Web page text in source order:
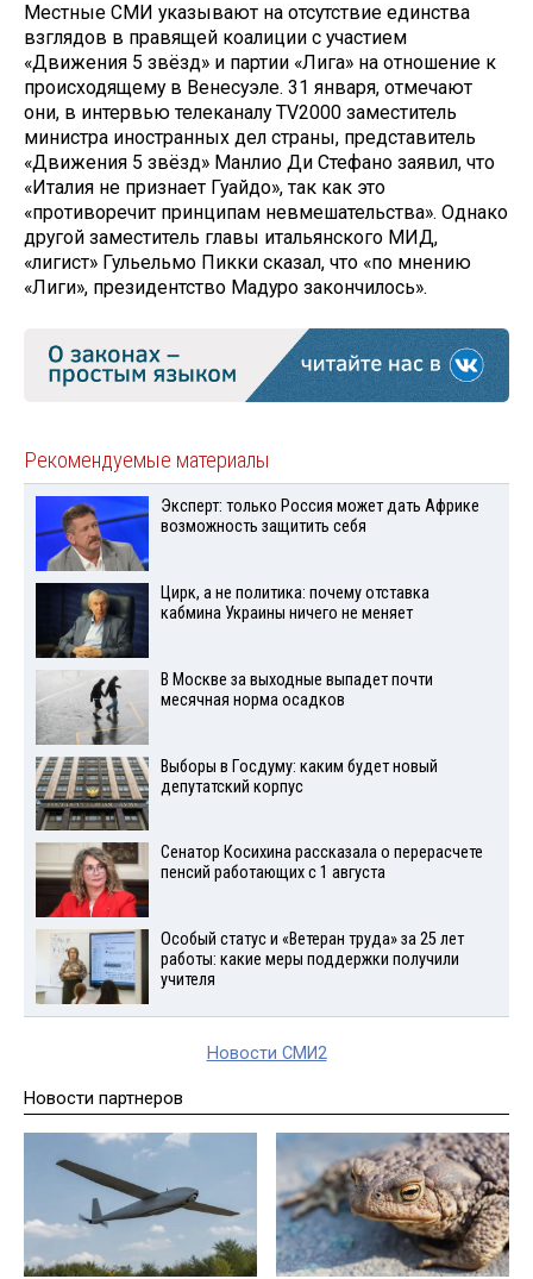
Местные СМИ указывают на отсутствие единства
взглядов в правящей коалиции с участием
«Движения 5 звёзд» и партии «Лига» на отношение к
происходящему в Венесуэле. 31 января, отмечают
они, в интервью телеканалу TV2000 заместитель
министра иностранных дел страны, представитель
«Движения 5 звёзд» Манлио Ди Стефано заявил, что
«Италия не признает Гуайдо», так как это
«противоречит принципам невмешательства». Однако
другой заместитель главы итальянского МИД,
«лигист» Гульельмо Пикки сказал, что «по мнению
«Лиги», президентство Мадуро закончилось».
Рекомендуемые материалы
Эксперт: только Россия может дать Африке
возможность защитить себя
Цирк, а не политика: почему отставка
кабмина Украины ничего не меняет
В Москве за выходные выпадет почти
месячная норма осадков
Выборы в Госдуму: каким будет новый
депутатский корпус
Сенатор Косихина рассказала о перерасчете
пенсий работающих с 1 августа
Особый статус и «Ветеран труда» за 25 лет
работы: какие меры поддержки получили
учителя
Новости СМИ2
Новости партнеров